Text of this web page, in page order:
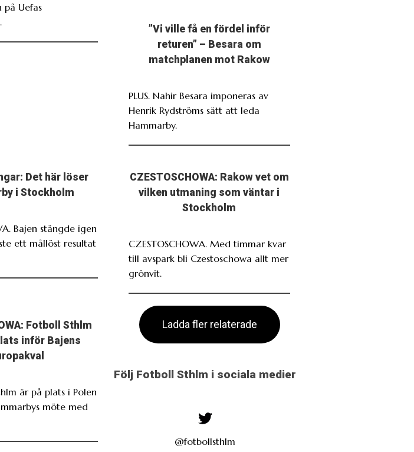
på Uefas
”Vi ville få en fördel inför
returen” – Besara om
matchplanen mot Rakow
PLUS. Nahir Besara imponeras av
Henrik Rydströms sätt att leda
Hammarby.
Det här löser
i Stockholm
Bajen stängde igen
ett mållöst resultat
CZESTOSCHOWA: Rakow vet om
vilken utmaning som väntar i
Stockholm
CZESTOSCHOWA. Med timmar kvar
till avspark bli Czestoschowa allt mer
grönvit.
Fotboll Sthlm
inför Bajens
är på plats i Polen
möte med
Ladda fler relaterade
Följ Fotboll Sthlm i sociala medier
@fotbollsthlm